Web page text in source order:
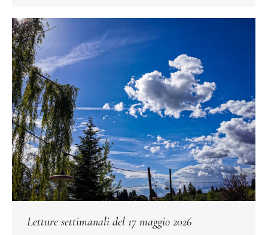
Letture settimanali del 17 maggio 2026